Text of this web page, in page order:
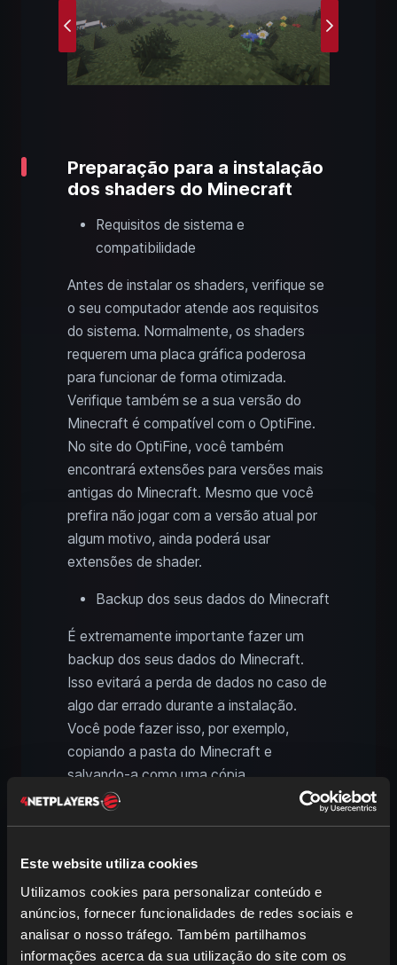
Este website utiliza cookies
Utilizamos cookies para personalizar conteúdo e
anúncios, fornecer funcionalidades de redes sociais e
analisar o nosso tráfego. Também partilhamos
informações acerca da sua utilização do site com os
Previous Next
Preparação para a instalação
dos shaders do Minecraft
Requisitos de sistema e
compatibilidade
Antes de instalar os shaders, verifique se
o seu computador atende aos requisitos
do sistema. Normalmente, os shaders
requerem uma placa gráfica poderosa
para funcionar de forma otimizada.
Verifique também se a sua versão do
Minecraft é compatível com o OptiFine.
No site do OptiFine, você também
encontrará extensões para versões mais
antigas do Minecraft. Mesmo que você
prefira não jogar com a versão atual por
algum motivo, ainda poderá usar
extensões de shader.
Backup dos seus dados do Minecraft
É extremamente importante fazer um
backup dos seus dados do Minecraft.
Isso evitará a perda de dados no caso de
algo dar errado durante a instalação.
Você pode fazer isso, por exemplo,
copiando a pasta do Minecraft e
salvando-a como uma cópia.
instalação dos shaders
Baixe e instale o OptiFine
Visite o site oficial do OptiFine e baixe a
versão mais recente que é compatível